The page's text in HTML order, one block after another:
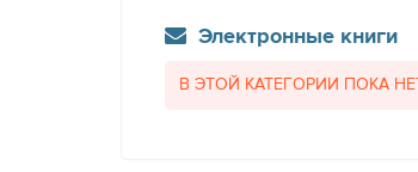
Электронные книги
В ЭТОЙ КАТЕГОРИИ ПОКА